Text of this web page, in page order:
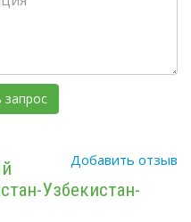
Добавить отзыв
Узбекистан-